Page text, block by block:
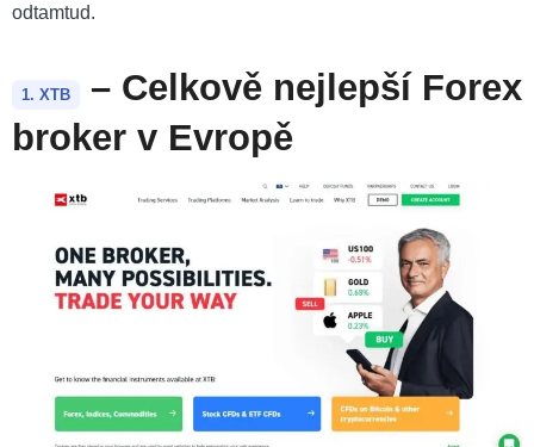
odtamtud.
1. XTB
– Celkově nejlepší Forex
broker v Evropě